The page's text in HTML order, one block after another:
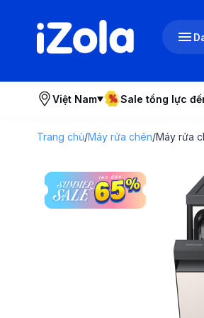
Việt Nam Sale tổng lực
Trang chủ/Máy rửa chén/Máy rửa